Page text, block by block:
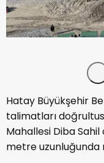
Hatay Büyükşehir
talimatları
Mahallesi Diba
metre uzunluğunda